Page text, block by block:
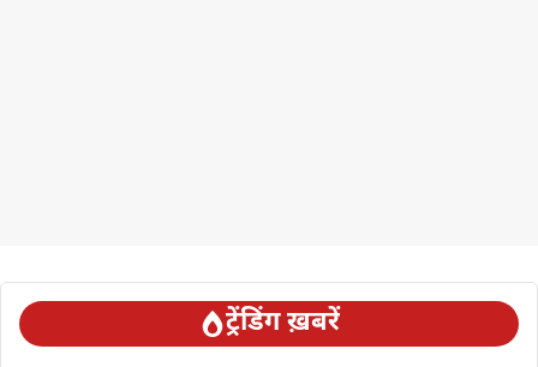
ट्रेंडिंग ख़बरें